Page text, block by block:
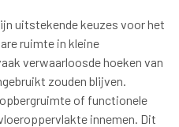
uitstekende keuzes voor het
ruimte in kleine
verwaarloosde hoeken van
zouden blijven.
of functionele
innemen. Dit